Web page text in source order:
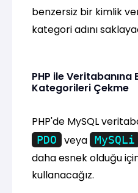
benzersiz bir kimlik
kategori adını
PHP ile
Kategorileri Çekme
PHP'de MySQL
PDO veya MySQLi
daha esnek olduğu
kullanacağız.